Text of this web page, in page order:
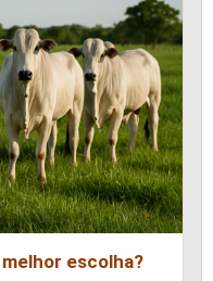
melhor escolha?